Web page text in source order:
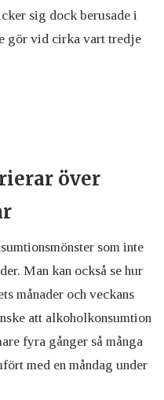
sig dock berusade i
gör vid cirka vart tredje
över
som inte
Man kan också se hur
månader och veckans
att alkoholkonsumtion
fyra gånger så många
med en måndag under